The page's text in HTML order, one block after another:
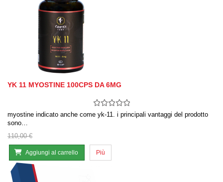
YK 11 MYOSTINE 100CPS DA 6MG
myostine indicato anche come yk-11. i principali vantaggi del prodotto
sono…
110,00 €
Aggiungi al carrello Più